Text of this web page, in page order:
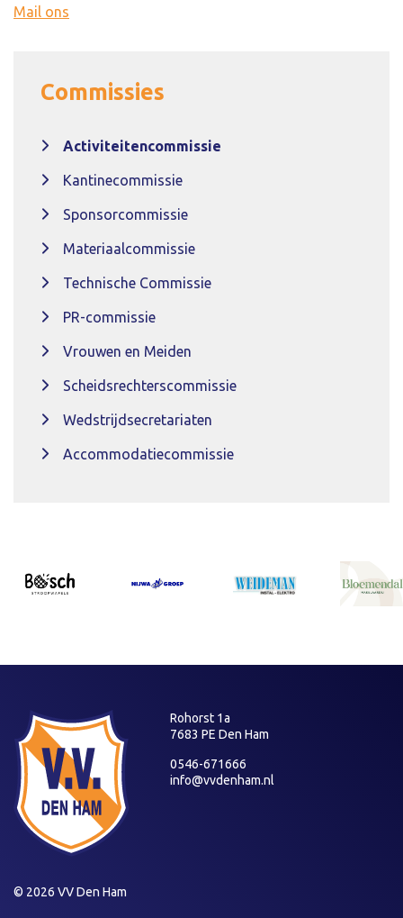
Commissies
Activiteitencommissie
Kantinecommissie
Sponsorcommissie
Materiaalcommissie
Technische Commissie
PR-commissie
Vrouwen en Meiden
Scheidsrechterscommissie
Wedstrijdsecretariaten
Accommodatiecommissie
Mail ons
Rohorst 1a
7683 PE Den Ham
0546-671666
info@vvdenham.nl
© 2026 VV Den Ham